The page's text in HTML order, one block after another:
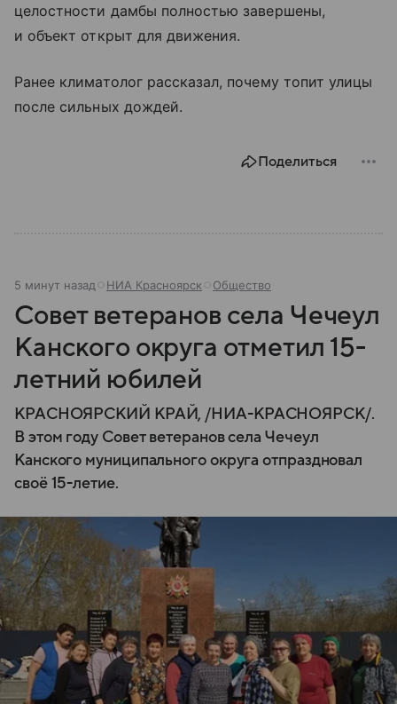
целостности дамбы полностью завершены,
и объект открыт для движения.
Ранее климатолог рассказал, почему топит улицы
после сильных дождей.
Поделиться
5 минут назад НИА Красноярск Общество
Совет ветеранов села Чечеул
Канского округа отметил 15-
летний юбилей
КРАСНОЯРСКИЙ КРАЙ, /НИА-КРАСНОЯРСК/.
В этом году Совет ветеранов села Чечеул
Канского муниципального округа отпраздновал
своё 15-летие.